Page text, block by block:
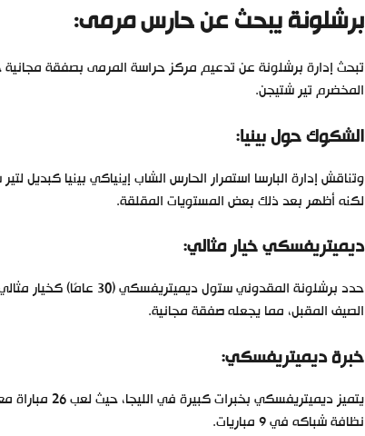
برشلونة يبحث عن حارس مرمى:
تبحث إدارة برشلونة عن تدعيم مركز حراسة المرمى بصفقة
المخضرم تير شتيجن.
الشكوك حول بينيا:
وتناقش إدارة البارسا استمرار الحارس الشاب إينياكي بينيا كبديل
لكنه أظهر بعد ذلك بعض المستويات المقلقة.
ديميتريفسكي خيار مثالي:
حدد برشلونة المقدوني
الصيف المقبل، مما يجعله صفقة مجانية.
خبرة ديميتريفسكي:
نظافة شباكه في 9 مباريات.